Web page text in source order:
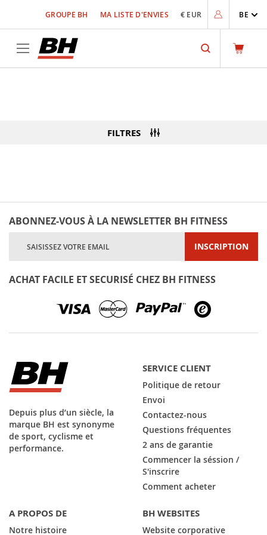
contenu
GROUPE BH MA LISTE D'ENVIES € EUR BE
Rechercher
FILTRES
ABONNEZ-VOUS À LA NEWSLETTER BH FITNESS
lettre
d’information
INSCRIPTION
ACHAT FACILE ET SECURISÉ CHEZ BH FITNESS
Depuis plus d’un siècle, la
marque BH est synonyme
de sport, cyclisme et
performance.
SERVICE CLIENT
Politique de retour
Envoi
Contactez-nous
Questions fréquentes
2 ans de garantie
Commencer la séssion /
S'inscrire
Comment acheter
A PROPOS DE
Notre histoire
BH WEBSITES
Website corporative